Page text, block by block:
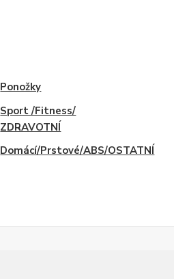
Ponožky
Sport /Fitness/
ZDRAVOTNÍ
Domácí/Prstové/ABS/OSTATNÍ